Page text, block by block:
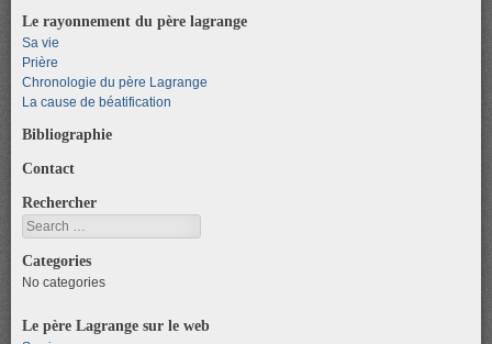
Le rayonnement du père lagrange
Sa vie
Prière
Chronologie du père Lagrange
La cause de béatification
Bibliographie
Contact
Rechercher
Search
Categories
No categories
Le père Lagrange sur le web